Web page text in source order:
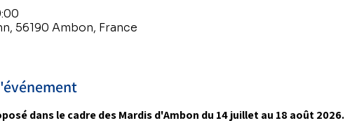
56190 Ambon, France
dans le cadre des Mardis d'Ambon du 14 juillet au 18 août 2026.